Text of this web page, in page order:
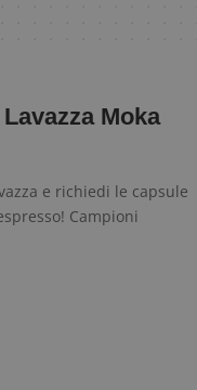
Moka
e richiedi le capsule
Campioni